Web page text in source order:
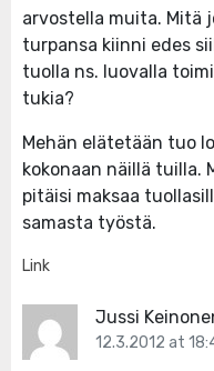
arvostella muita. Mitä
turpansa kiinni edes
tuolla ns. luovalla
tukia?
Mehän elätetään tuo
kokonaan näillä tuilla.
pitäisi maksaa
samasta työstä.
Link
Jussi
12.3.2012 at